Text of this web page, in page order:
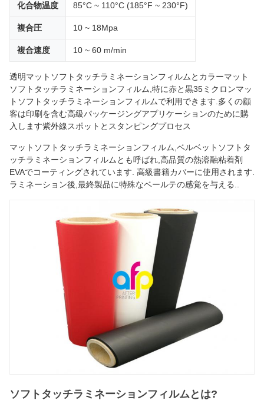
化合物温度 85°C ~ 110°C (185°F ~ 230°F)
複合圧 10 ~ 18Mpa
複合速度 10 ~ 60 m/min
透明マットソフトタッチラミネーションフィルムとカラーマット
ソフトタッチラミネーションフィルム,特に赤と黒35ミクロンマッ
トソフトタッチラミネーションフィルムで利用できます.多くの顧
客は印刷を含む高級パッケージングアプリケーションのために購
入します紫外線スポットとスタンピングプロセス
マットソフトタッチラミネーションフィルム,ベルベットソフトタ
ッチラミネーションフィルムとも呼ばれ,高品質の熱溶融粘着剤
EVAでコーティングされています. 高級書籍カバーに使用されます.
ラミネーション後,最終製品に特殊なベールテの感覚を与える..
ソフトタッチラミネーションフィルムとは?